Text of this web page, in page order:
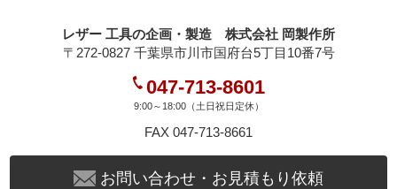
レザー 工具の企画・製造 株式会社 岡製作所
〒272-0827 千葉県市川市国府台5丁目10番7号
047-713-8601
9:00～18:00（土日祝日定休）
FAX 047-713-8661
お問い合わせ・お見積もり依頼